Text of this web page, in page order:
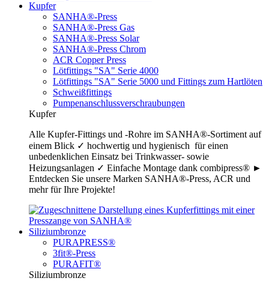
Kupfer
SANHA®-Press
SANHA®-Press Gas
SANHA®-Press Solar
SANHA®-Press Chrom
ACR Copper Press
Lötfittings "SA" Serie 4000
Lötfittings "SA" Serie 5000 und Fittings zum Hartlöten
Schweißfittings
Pumpenanschlussverschraubungen
Kupfer
Alle Kupfer-Fittings und -Rohre im SANHA®-Sortiment auf
einem Blick ✓ hochwertig und hygienisch für einen
unbedenklichen Einsatz bei Trinkwasser- sowie
Heizungsanlagen ✓ Einfache Montage dank combipress® ►
Entdecken Sie unsere Marken SANHA®-Press, ACR und
mehr für Ihre Projekte!
Siliziumbronze
PURAPRESS®
3fit®-Press
PURAFIT®
Siliziumbronze